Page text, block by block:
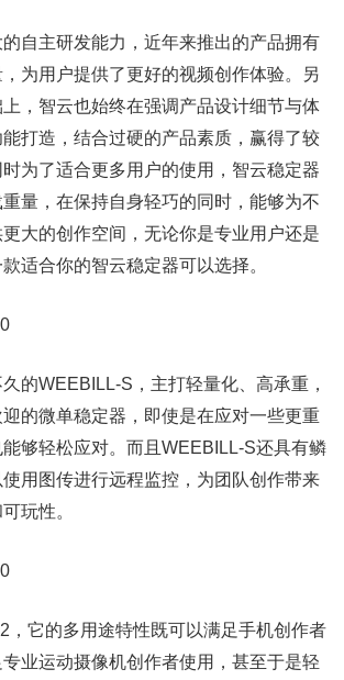
主研发能力，近年来推出的产品拥有
为用户提供了更好的视频创作体验。另
，智云也始终在强调产品设计细节与体
打造，结合过硬的产品素质，赢得了较
为了适合更多用户的使用，智云稳定器
量，在保持自身轻巧的同时，能够为不
大的创作空间，无论你是专业用户还是
适合你的智云稳定器可以选择。
WEEBILL-S，主打轻量化、高承重，
的微单稳定器，即使是在应对一些更重
够轻松应对。而且WEEBILL-S还具有鳞
用图传进行远程监控，为团队创作带来
玩性。
它的多用途特性既可以满足手机创作者
业运动摄像机创作者使用，甚至于是轻